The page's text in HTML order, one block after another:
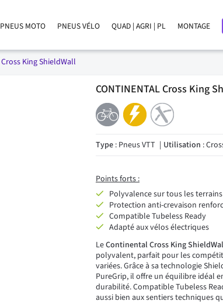
PNEUS MOTO PNEUS VÉLO QUAD | AGRI | PL MONTAGE
Cross King ShieldWall
CONTINENTAL Cross King
Type: Pneus VTT Utilisation :
Points forts :
Polyvalence sur tous les terrains
Protection anti-crevaison
Compatible Tubeless Ready
Adapté aux vélos électriques
LeContinental Cross King
polyvalent, parfait pour les
variées. Grâce à sa technologie
PureGrip, il offre un équilibre idéal
durabilité. Compatible Tubeless
aussi bien aux sentiers techniques